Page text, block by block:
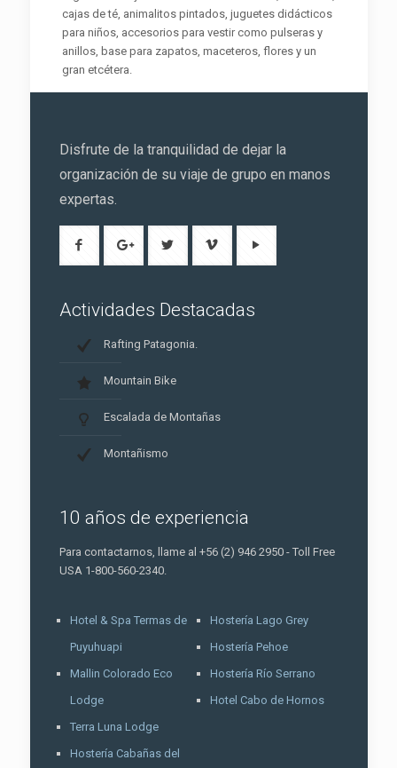
cajas de té, animalitos pintados, juguetes didácticos
para niños, accesorios para vestir como pulseras y
anillos, base para zapatos, maceteros, flores y un
gran etcétera.
Disfrute de la tranquilidad de dejar la
organización de su viaje de grupo en manos
expertas.
Actividades Destacadas
Rafting Patagonia.
Mountain Bike
Escalada de Montañas
Montañismo
10 años de experiencia
Para contactarnos, llame al +56 (2) 946 2950 - Toll Free
USA 1-800-560-2340.
Hotel & Spa Termas de
Puyuhuapi
Mallin Colorado Eco
Lodge
Terra Luna Lodge
Hostería Cabañas del
Hostería Lago Grey
Hostería Pehoe
Hostería Río Serrano
Hotel Cabo de Hornos